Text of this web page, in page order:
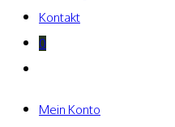
Kontakt
0
umschalten
Mein Konto